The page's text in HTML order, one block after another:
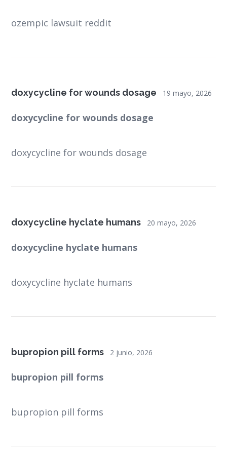
ozempic lawsuit reddit
doxycycline for wounds dosage 19 mayo, 2026
doxycycline for wounds dosage
doxycycline for wounds dosage
doxycycline hyclate humans 20 mayo, 2026
doxycycline hyclate humans
doxycycline hyclate humans
bupropion pill forms 2 junio, 2026
bupropion pill forms
bupropion pill forms